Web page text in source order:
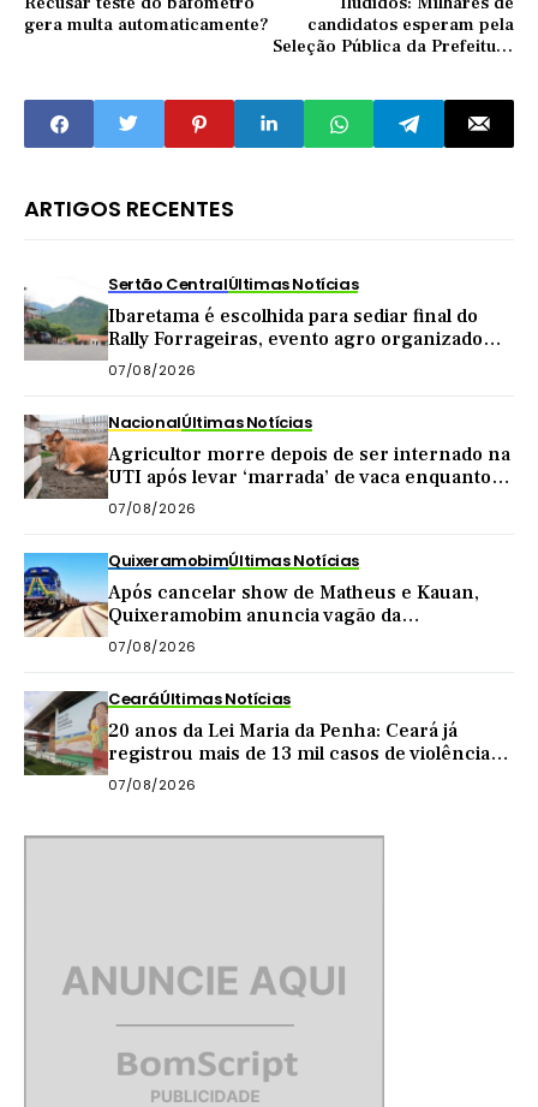
gera multa automaticamente?
candidatos esperam pela
Seleção Pública da Prefeitura
ARTIGOS RECENTES
Sertão CentralÚltimas Notícias
Ibaretama é escolhida para sediar final do
Rally Forrageiras, evento agro organizado
pela CNA
07/08/2026
NacionalÚltimas Notícias
Agricultor morre depois de ser internado na
UTI após levar ‘marrada’ de vaca enquanto
tirava leite
07/08/2026
QuixeramobimÚltimas Notícias
Após cancelar show de Matheus e Kauan,
Quixeramobim anuncia vagão da
Transnordestina como atração de
aniversário do município
07/08/2026
CearáÚltimas Notícias
20 anos da Lei Maria da Penha: Ceará já
registrou mais de 13 mil casos de violência
contra mulher este ano
07/08/2026